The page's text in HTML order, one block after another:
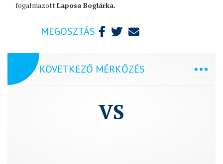
fogalmazottLaposa Boglárka.
MEGOSZTÁS
KÖVETKEZŐ MÉRKŐZÉS
VS